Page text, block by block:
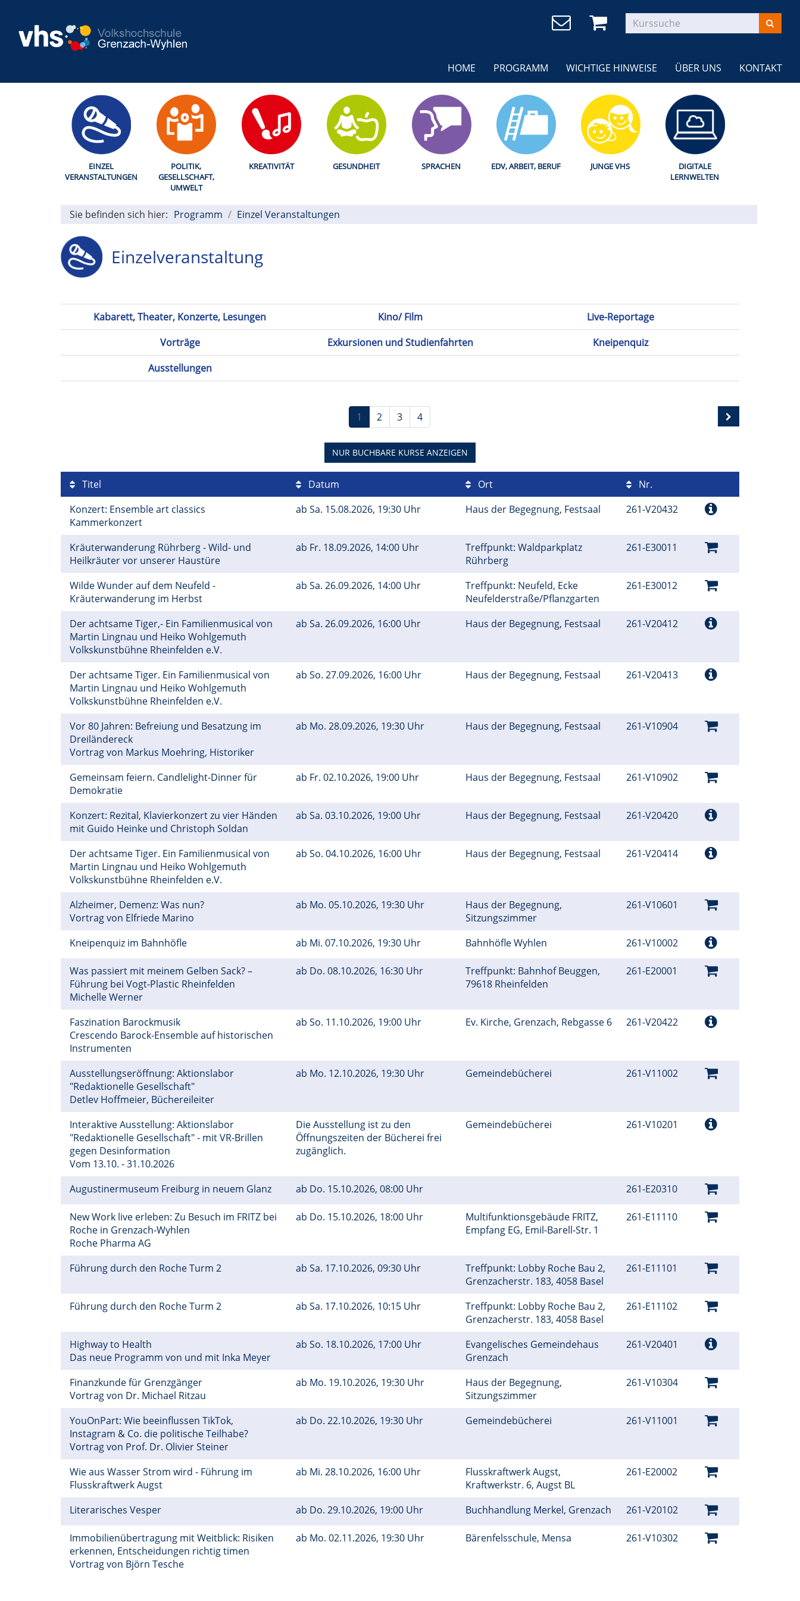
HOME PROGRAMM WICHTIGE HINWEISE ÜBER UNS KONTAKT
EINZEL
VERANSTALTUNGEN
POLITIK,
GESELLSCHAFT,
UMWELT
KREATIVITÄT GESUNDHEIT SPRACHEN EDV, ARBEIT, BERUF JUNGE VHS
DIGITALE
LERNWELTEN
Sie befinden sich hier: Programm Einzel Veranstaltungen
Einzelveranstaltung
Kabarett, Theater, Konzerte, Lesungen Kino/ Film
Live-Reportage
Vorträge
Exkursionen und Studienfahrten
Kneipenquiz
Ausstellungen
1 2 3 4
NUR BUCHBARE KURSE ANZEIGEN
Titel Datum Ort
Nr.
Konzert: Ensemble art classics
Kammerkonzert
ab Sa. 15.08.2026, 19:30 Uhr Haus der Begegnung, Festsaal 261-V20432
Kräuterwanderung Rührberg - Wild- und
Heilkräuter vor unserer Haustüre
ab Fr. 18.09.2026, 14:00 Uhr
Treffpunkt: Waldparkplatz
Rührberg
261-E30011
Wilde Wunder auf dem Neufeld -
Kräuterwanderung im Herbst
ab Sa. 26.09.2026, 14:00 Uhr
Treffpunkt: Neufeld, Ecke
Neufelderstraße/Pflanzgarten
261-E30012
Der achtsame Tiger,- Ein Familienmusical von
Martin Lingnau und Heiko Wohlgemuth
Volkskunstbühne Rheinfelden e.V.
ab Sa. 26.09.2026, 16:00 Uhr Haus der Begegnung, Festsaal 261-V20412
Der achtsame Tiger. Ein Familienmusical von
Martin Lingnau und Heiko Wohlgemuth
Volkskunstbühne Rheinfelden e.V.
ab So. 27.09.2026, 16:00 Uhr Haus der Begegnung, Festsaal 261-V20413
Vor 80 Jahren: Befreiung und Besatzung im
Dreiländereck
Vortrag von Markus Moehring, Historiker
ab Mo. 28.09.2026, 19:30 Uhr Haus der Begegnung, Festsaal 261-V10904
Gemeinsam feiern. Candlelight-Dinner für
Demokratie
ab Fr. 02.10.2026, 19:00 Uhr Haus der Begegnung, Festsaal 261-V10902
Konzert: Rezital, Klavierkonzert zu vier Händen
mit Guido Heinke und Christoph Soldan
ab Sa. 03.10.2026, 19:00 Uhr Haus der Begegnung, Festsaal 261-V20420
Der achtsame Tiger. Ein Familienmusical von
Martin Lingnau und Heiko Wohlgemuth
Volkskunstbühne Rheinfelden e.V.
ab So. 04.10.2026, 16:00 Uhr Haus der Begegnung, Festsaal 261-V20414
Alzheimer, Demenz: Was nun?
Vortrag von Elfriede Marino
ab Mo. 05.10.2026, 19:30 Uhr
Haus der Begegnung,
Sitzungszimmer
261-V10601
Kneipenquiz im Bahnhöfle ab Mi. 07.10.2026, 19:30 Uhr Bahnhöfle Wyhlen 261-V10002
Was passiert mit meinem Gelben Sack? –
Führung bei Vogt-Plastic Rheinfelden
Michelle Werner
ab Do. 08.10.2026, 16:30 Uhr
Treffpunkt: Bahnhof Beuggen,
79618 Rheinfelden
261-E20001
Faszination Barockmusik
Crescendo Barock-Ensemble auf historischen
Instrumenten
ab So. 11.10.2026, 19:00 Uhr Ev. Kirche, Grenzach, Rebgasse 6 261-V20422
Ausstellungseröffnung: Aktionslabor
"Redaktionelle Gesellschaft"
Detlev Hoffmeier, Büchereileiter
ab Mo. 12.10.2026, 19:30 Uhr Gemeindebücherei 261-V11002
Interaktive Ausstellung: Aktionslabor
"Redaktionelle Gesellschaft" - mit VR-Brillen
gegen Desinformation
Vom 13.10. - 31.10.2026
Die Ausstellung ist zu den
Öffnungszeiten der Bücherei frei
zugänglich.
Gemeindebücherei 261-V10201
Augustinermuseum Freiburg in neuem Glanz ab Do. 15.10.2026, 08:00 Uhr 261-E20310
New Work live erleben: Zu Besuch im FRITZ bei
Roche in Grenzach-Wyhlen
Roche Pharma AG
ab Do. 15.10.2026, 18:00 Uhr
Multifunktionsgebäude FRITZ,
Empfang EG, Emil-Barell-Str. 1
261-E11110
Führung durch den Roche Turm 2 ab Sa. 17.10.2026, 09:30 Uhr
Treffpunkt: Lobby Roche Bau 2,
Grenzacherstr. 183, 4058 Basel
261-E11101
Führung durch den Roche Turm 2 ab Sa. 17.10.2026, 10:15 Uhr
Treffpunkt: Lobby Roche Bau 2,
Grenzacherstr. 183, 4058 Basel
261-E11102
Highway to Health
Das neue Programm von und mit Inka Meyer
ab So. 18.10.2026, 17:00 Uhr
Evangelisches Gemeindehaus
Grenzach
261-V20401
Finanzkunde für Grenzgänger
Vortrag von Dr. Michael Ritzau
ab Mo. 19.10.2026, 19:30 Uhr
Haus der Begegnung,
Sitzungszimmer
261-V10304
YouOnPart: Wie beeinflussen TikTok,
Instagram & Co. die politische Teilhabe?
Vortrag von Prof. Dr. Olivier Steiner
ab Do. 22.10.2026, 19:30 Uhr Gemeindebücherei 261-V11001
Wie aus Wasser Strom wird - Führung im
Flusskraftwerk Augst
ab Mi. 28.10.2026, 16:00 Uhr
Flusskraftwerk Augst,
Kraftwerkstr. 6, Augst BL
261-E20002
Literarisches Vesper ab Do. 29.10.2026, 19:00 Uhr Buchhandlung Merkel, Grenzach 261-V20102
Immobilienübertragung mit Weitblick: Risiken
erkennen, Entscheidungen richtig timen
Vortrag von Björn Tesche
ab Mo. 02.11.2026, 19:30 Uhr Bärenfelsschule, Mensa 261-V10302